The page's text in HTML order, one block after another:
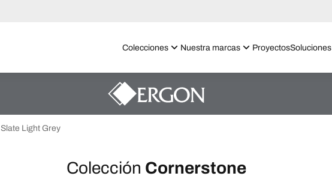
Colecciones Nuestra marcas ProyectosSoluciones
Slate Light Grey
Colección Cornerstone